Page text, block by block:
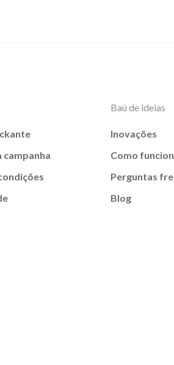
campanha
Baú de ideias
Inovações
Como
Perguntas
Blog